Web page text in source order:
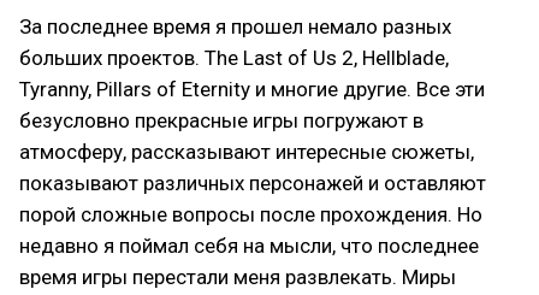
За последнее время я прошел немало разных
больших проектов. The Last of Us 2, Hellblade,
Tyranny, Pillars of Eternity и многие другие. Все эти
безусловно прекрасные игры погружают в
атмосферу, рассказывают интересные сюжеты,
показывают различных персонажей и оставляют
порой сложные вопросы после прохождения. Но
недавно я поймал себя на мысли, что последнее
время игры перестали меня развлекать. Миры